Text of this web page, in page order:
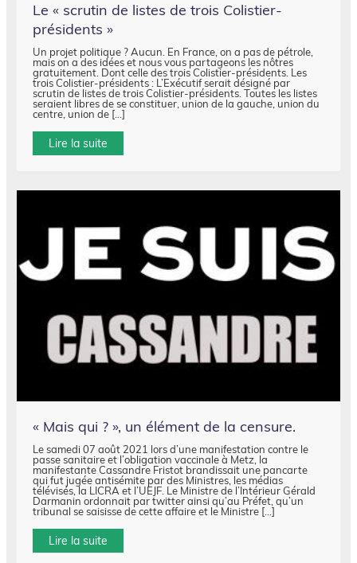
Le « scrutin de listes de trois Colistier-
présidents »
Un projet politique ? Aucun. En France, on a pas de pétrole,
mais on a des idées et nous vous partageons les nôtres
gratuitement. Dont celle des trois Colistier-présidents. Les
trois Colistier-présidents : L’Exécutif serait désigné par
scrutin de listes de trois Colistier-présidents. Toutes les listes
seraient libres de se constituer, union de la gauche, union du
centre, union de […]
Lire la suite
« Mais qui ? », un élément de la censure.
Le samedi 07 août 2021 lors d’une manifestation contre le
passe sanitaire et l’obligation vaccinale à Metz, la
manifestante Cassandre Fristot brandissait une pancarte
qui fut jugée antisémite par des Ministres, les médias
télévisés, la LICRA et l’UEJF. Le Ministre de l’Intérieur Gérald
Darmanin ordonnait par twitter ainsi qu’au Préfet, qu’un
tribunal se saisisse de cette affaire et le Ministre […]
Lire la suite